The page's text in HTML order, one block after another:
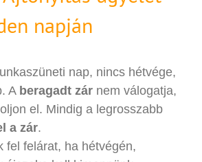
napján
nap, nincs hétvége,
A beragadt zár nem válogatja,
el. Mindig a legrosszabb
a zár.
fel felárat, ha hétvégén,